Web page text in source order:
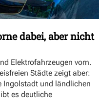
dabei, aber nicht
Elektrofahrzeugen vorn.
Städte zeigt aber:
Ingolstadt und ländlichen
es deutliche